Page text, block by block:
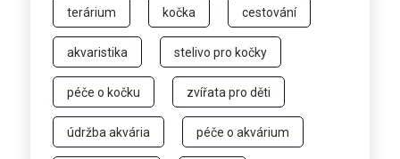
terárium kočka cestování
akvaristika stelivo pro kočky
péče o kočku zvířata pro děti
údržba akvária péče o akvárium